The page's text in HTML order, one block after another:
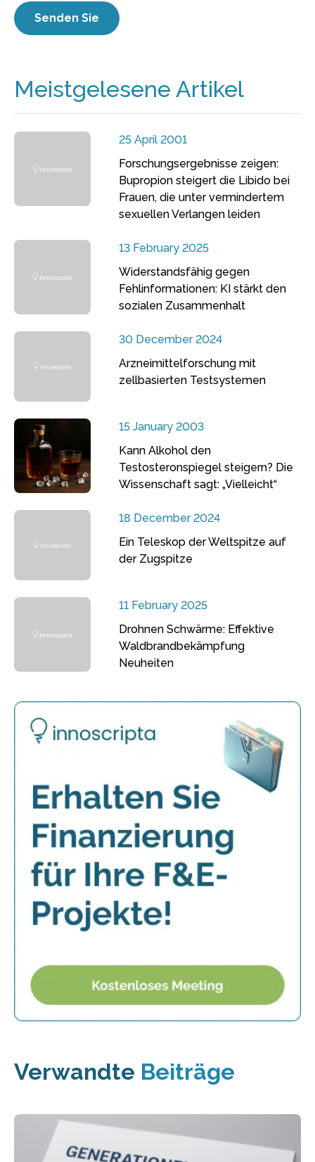
Meistgelesene Artikel
25 April 2001
Forschungsergebnisse zeigen:
Bupropion steigert die Libido bei
Frauen, die unter vermindertem
sexuellen Verlangen leiden
13 February 2025
Widerstandsfähig gegen
Fehlinformationen: KI stärkt den
sozialen Zusammenhalt
30 December 2024
Arzneimittelforschung mit
zellbasierten Testsystemen
15 January 2003
Kann Alkohol den
Testosteronspiegel steigern? Die
Wissenschaft sagt: „Vielleicht“
18 December 2024
Ein Teleskop der Weltspitze auf
der Zugspitze
11 February 2025
Drohnen Schwärme: Effektive
Waldbrandbekämpfung
Neuheiten
Verwandte Beiträge